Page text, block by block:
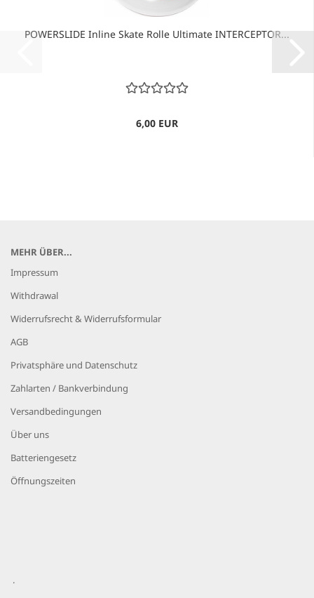
POWERSLIDE Inline Skate Rolle Ultimate INTERCEPTOR...
6,00 EUR
MEHR ÜBER...
Impressum
Withdrawal
Widerrufsrecht & Widerrufsformular
AGB
Privatsphäre und Datenschutz
Zahlarten / Bankverbindung
Versandbedingungen
Über uns
Batteriengesetz
Öffnungszeiten
.